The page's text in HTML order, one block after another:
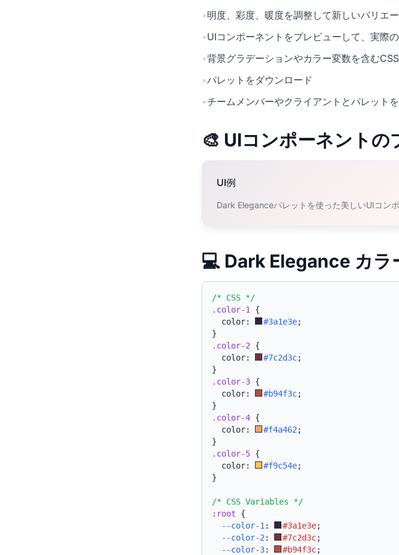
•明度、彩度、暖度を調整して新しいバリエ
•UIコンポーネントをプレビューして、実際
•背景グラデーションやカラー変数を含む
•パレットをダウンロード
•チームメンバーやクライアントとパレット
🎨 UIコンポーネントの
UI例
Dark Eleganceパレットを使った美しいUIコン
💻 Dark Elegance カラ
/* CSS */
.color-1
{
  color:
#3a1e3e;
}
.color-2 {
  color:
#7c2d3c;
}
.color-3 {
  color:
#b94f3c;
}
.color-4 {
  color:
#f4a462 ;
}
.color-5 {
  color:
#f9c54e;
}
/* CSS Variables */
:root {
--color-1 : #3a1e3e;
--color-2 : #7c2d3c;
--color-3: #b94f3c;